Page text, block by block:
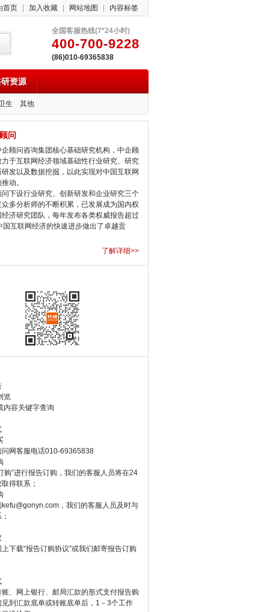
首页 加入收藏 网站地图 内容标签
全国客服热线(7*24小时)
400-700-9228
(86)010-69365838
资源
生 其他
问
问咨询集团核心基础研究机构，中企顾
力于互联网经济领域基础性行业研究、研究
研发以及数据挖掘，以此实现对中国互联网
动。
设行业研究、创新研发和企业研究三个
多分析师的不断积累，已发展成为国内权
经济研究团队，每年发布各类权威报告超过
国互联网经济的快速进步做出了卓越贡
了解详细>>
览
容关键字查询
问网客服电话010-69365838
购”进行报告订购，我们的客服人员将在24
得联系；
，我们的客服人员及时与
下载“报告订购协议”或我们邮寄报告订购
、网上银行、邮局汇款的形式支付报告购
到汇款底单或转账底单后，1－3个工作